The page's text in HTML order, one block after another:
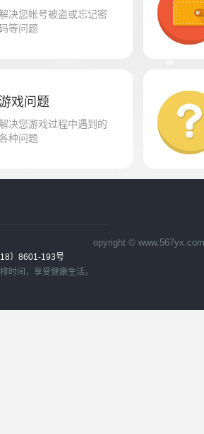
决您帐号被盗或忘记密
等问题
游戏问题
决您游戏过程中遇到的
种问题
〕8601-193号
时间，享受健康生活。
opyright ©